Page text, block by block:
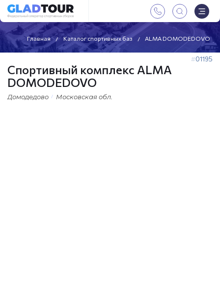
Главная Каталог спортивных баз ALMA DOMODEDOVO
01195
Спортивный комплекс ALMA
DOMODEDOVO
Домодедово Московская обл.